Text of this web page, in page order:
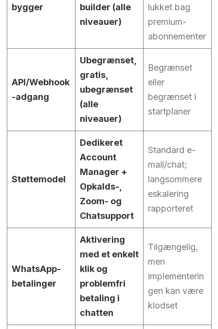
bygger
builder (alle
niveauer)
lukket bag
premium-
abonnementer
API/Webhook
-adgang
Ubegrænset,
gratis,
ubegrænset
(alle
niveauer)
Begrænset
eller
begrænset i
startplaner
Støttemodel
Dedikeret
Account
Manager +
Opkalds-,
Zoom- og
Chatsupport
Standard e-
mail/chat;
langsommere
eskalering
rapporteret
WhatsApp-
betalinger
Aktivering
med et enkelt
klik og
problemfri
betaling i
chatten
Tilgængelig,
men
implementerin
gen kan være
klodset